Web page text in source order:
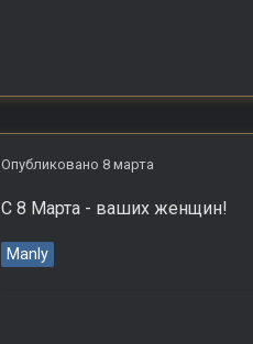
Опубликовано 8 марта
С 8 Марта - ваших женщин!
Manly